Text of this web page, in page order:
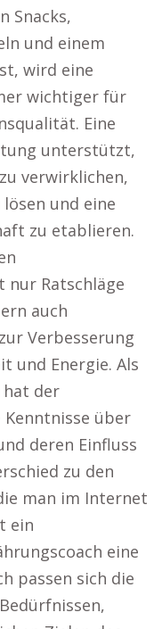
Snacks,
und einem
wird eine
wichtiger für
Eine
unterstützt,
verwirklichen,
und eine
zu etablieren.
nur Ratschläge
auch
Verbesserung
und Energie. Als
hat der
über
deren Einfluss
zu den
man im Internet
ein
eine
passen sich die